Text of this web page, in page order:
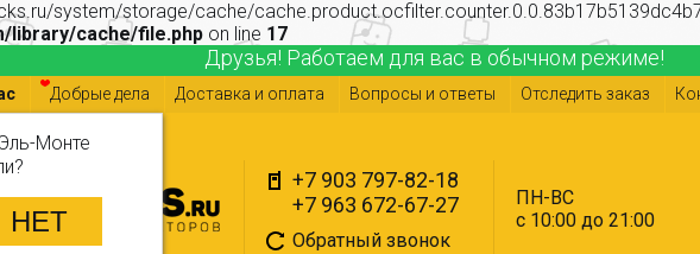
system/storage/cache/
library/cache/file.php on line 17
Друзья! Работаем для вас в обычном режиме!
Монте
Добрые дела Доставка и оплата Вопросы и ответы Отследить заказ
+7 903 797-82-18
+7 963 672-67-27
Обратный звонок
ПН-ВС
с 10:00 до 21:00